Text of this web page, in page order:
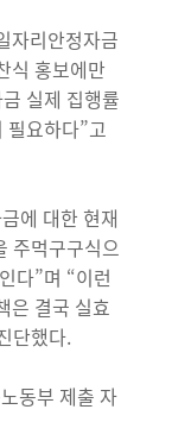
자리안정자금
식 홍보에만
실제 집행률
필요하다”고
에 대한 현재
주먹구구식으
다”며 “이런
은 결국 실효
단했다.
동부 제출 자